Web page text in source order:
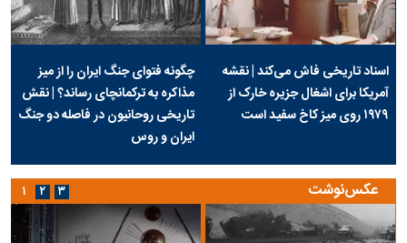
اسناد تاریخی فاش می‌کند | نقشه
آمریکا برای اشغال جزیره خارک از
۱۹۷۹ روی میز کاخ سفید است
چگونه فتوای جنگ ایران را از میز
مذاکره به ترکمانچای رساند؟ | نقش
تاریخی روحانیون در فاصله دو جنگ
ایران و روس
عکس‌نوشت ۱ ۲ ۳